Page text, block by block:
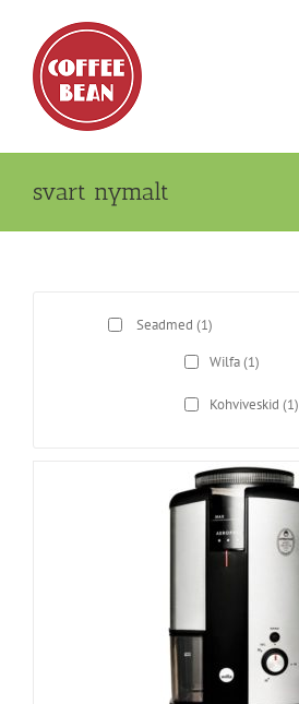
content
svart nymalt
Seadmed (1)
Wilfa(1)
Kohviveskid (1)